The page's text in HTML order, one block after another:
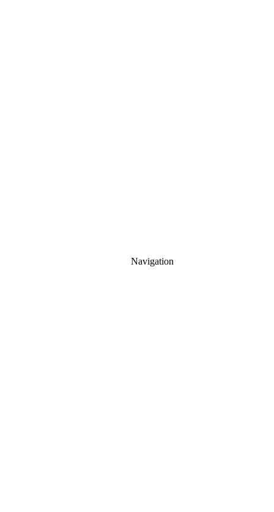
Navigation